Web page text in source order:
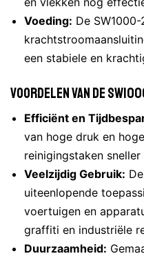
Voeding: De
een stabiele en
Voordelen van de
Efficiënt en
van hoge druk en
reinigingstaken
Veelzijdig Gebruik:
uiteenlopende
voertuigen en
graffiti en industriële
Duurzaamheid: